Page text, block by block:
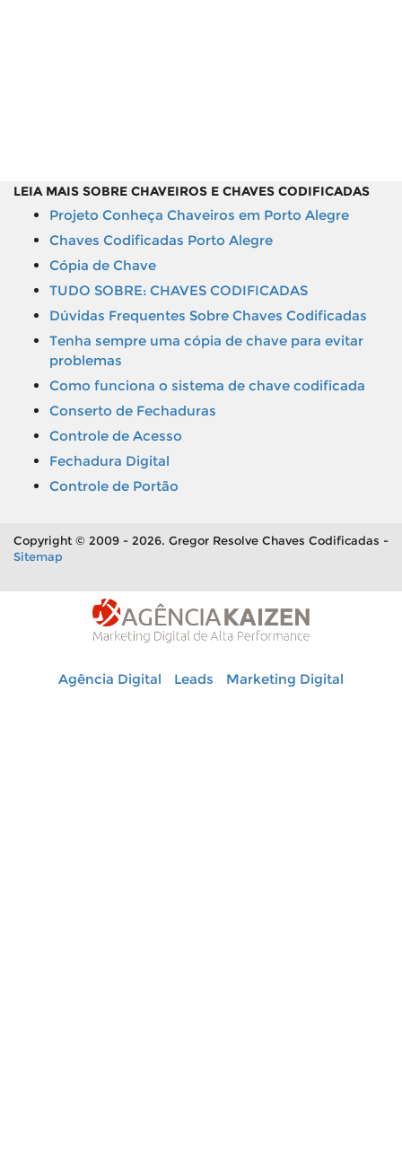
LEIA MAIS SOBRE CHAVEIROS E CHAVES CODIFICADAS
Projeto Conheça Chaveiros em Porto Alegre
Chaves Codificadas Porto Alegre
Cópia de Chave
TUDO SOBRE: CHAVES CODIFICADAS
Dúvidas Frequentes Sobre Chaves Codificadas
Tenha sempre uma cópia de chave para evitar
problemas
Como funciona o sistema de chave codificada
Conserto de Fechaduras
Controle de Acesso
Fechadura Digital
Controle de Portão
Copyright © 2009 - 2026. Gregor Resolve Chaves Codificadas -
Sitemap
Agência Digital Leads Marketing Digital